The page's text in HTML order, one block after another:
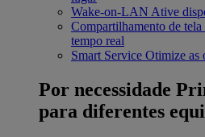
Wake-on-LAN Ative
Compartilhamento de tela
tempo real
Smart Service Otimize as
Por necessidade
para diferentes